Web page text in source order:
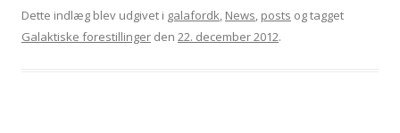
Dette indlæg blev udgivet i galafordk, News, posts og tagget
Galaktiske forestillinger den 22. december 2012.